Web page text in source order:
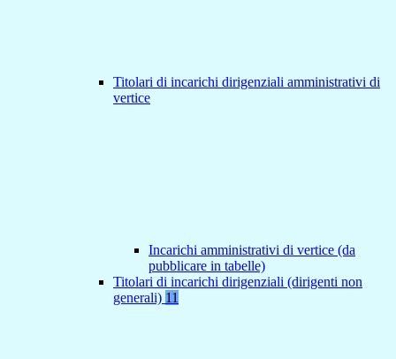
Titolari di incarichi dirigenziali amministrativi di
vertice
Incarichi amministrativi di vertice (da
pubblicare in tabelle)
Titolari di incarichi dirigenziali (dirigenti non
generali) 11